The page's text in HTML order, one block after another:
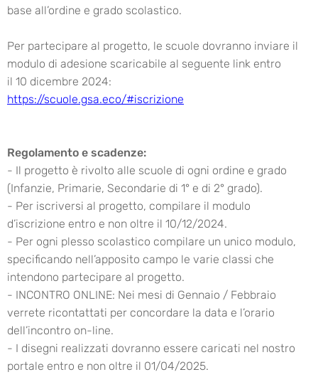
base all’ordine e grado scolastico.
Per partecipare al progetto, le scuole dovranno inviare il
modulo di adesione scaricabile al seguente link entro
il 10 dicembre 2024:
https://scuole.gsa.eco/#iscrizione
Regolamento e scadenze:
- Il progetto è rivolto alle scuole di ogni ordine e grado
(Infanzie, Primarie, Secondarie di 1° e di 2° grado).
- Per iscriversi al progetto, compilare il modulo
d’iscrizione entro e non oltre il 10/12/2024.
- Per ogni plesso scolastico compilare un unico modulo,
specificando nell’apposito campo le varie classi che
intendono partecipare al progetto.
- INCONTRO ONLINE: Nei mesi di Gennaio / Febbraio
verrete ricontattati per concordare la data e l’orario
dell’incontro on-line.
- I disegni realizzati dovranno essere caricati nel nostro
portale entro e non oltre il 01/04/2025.